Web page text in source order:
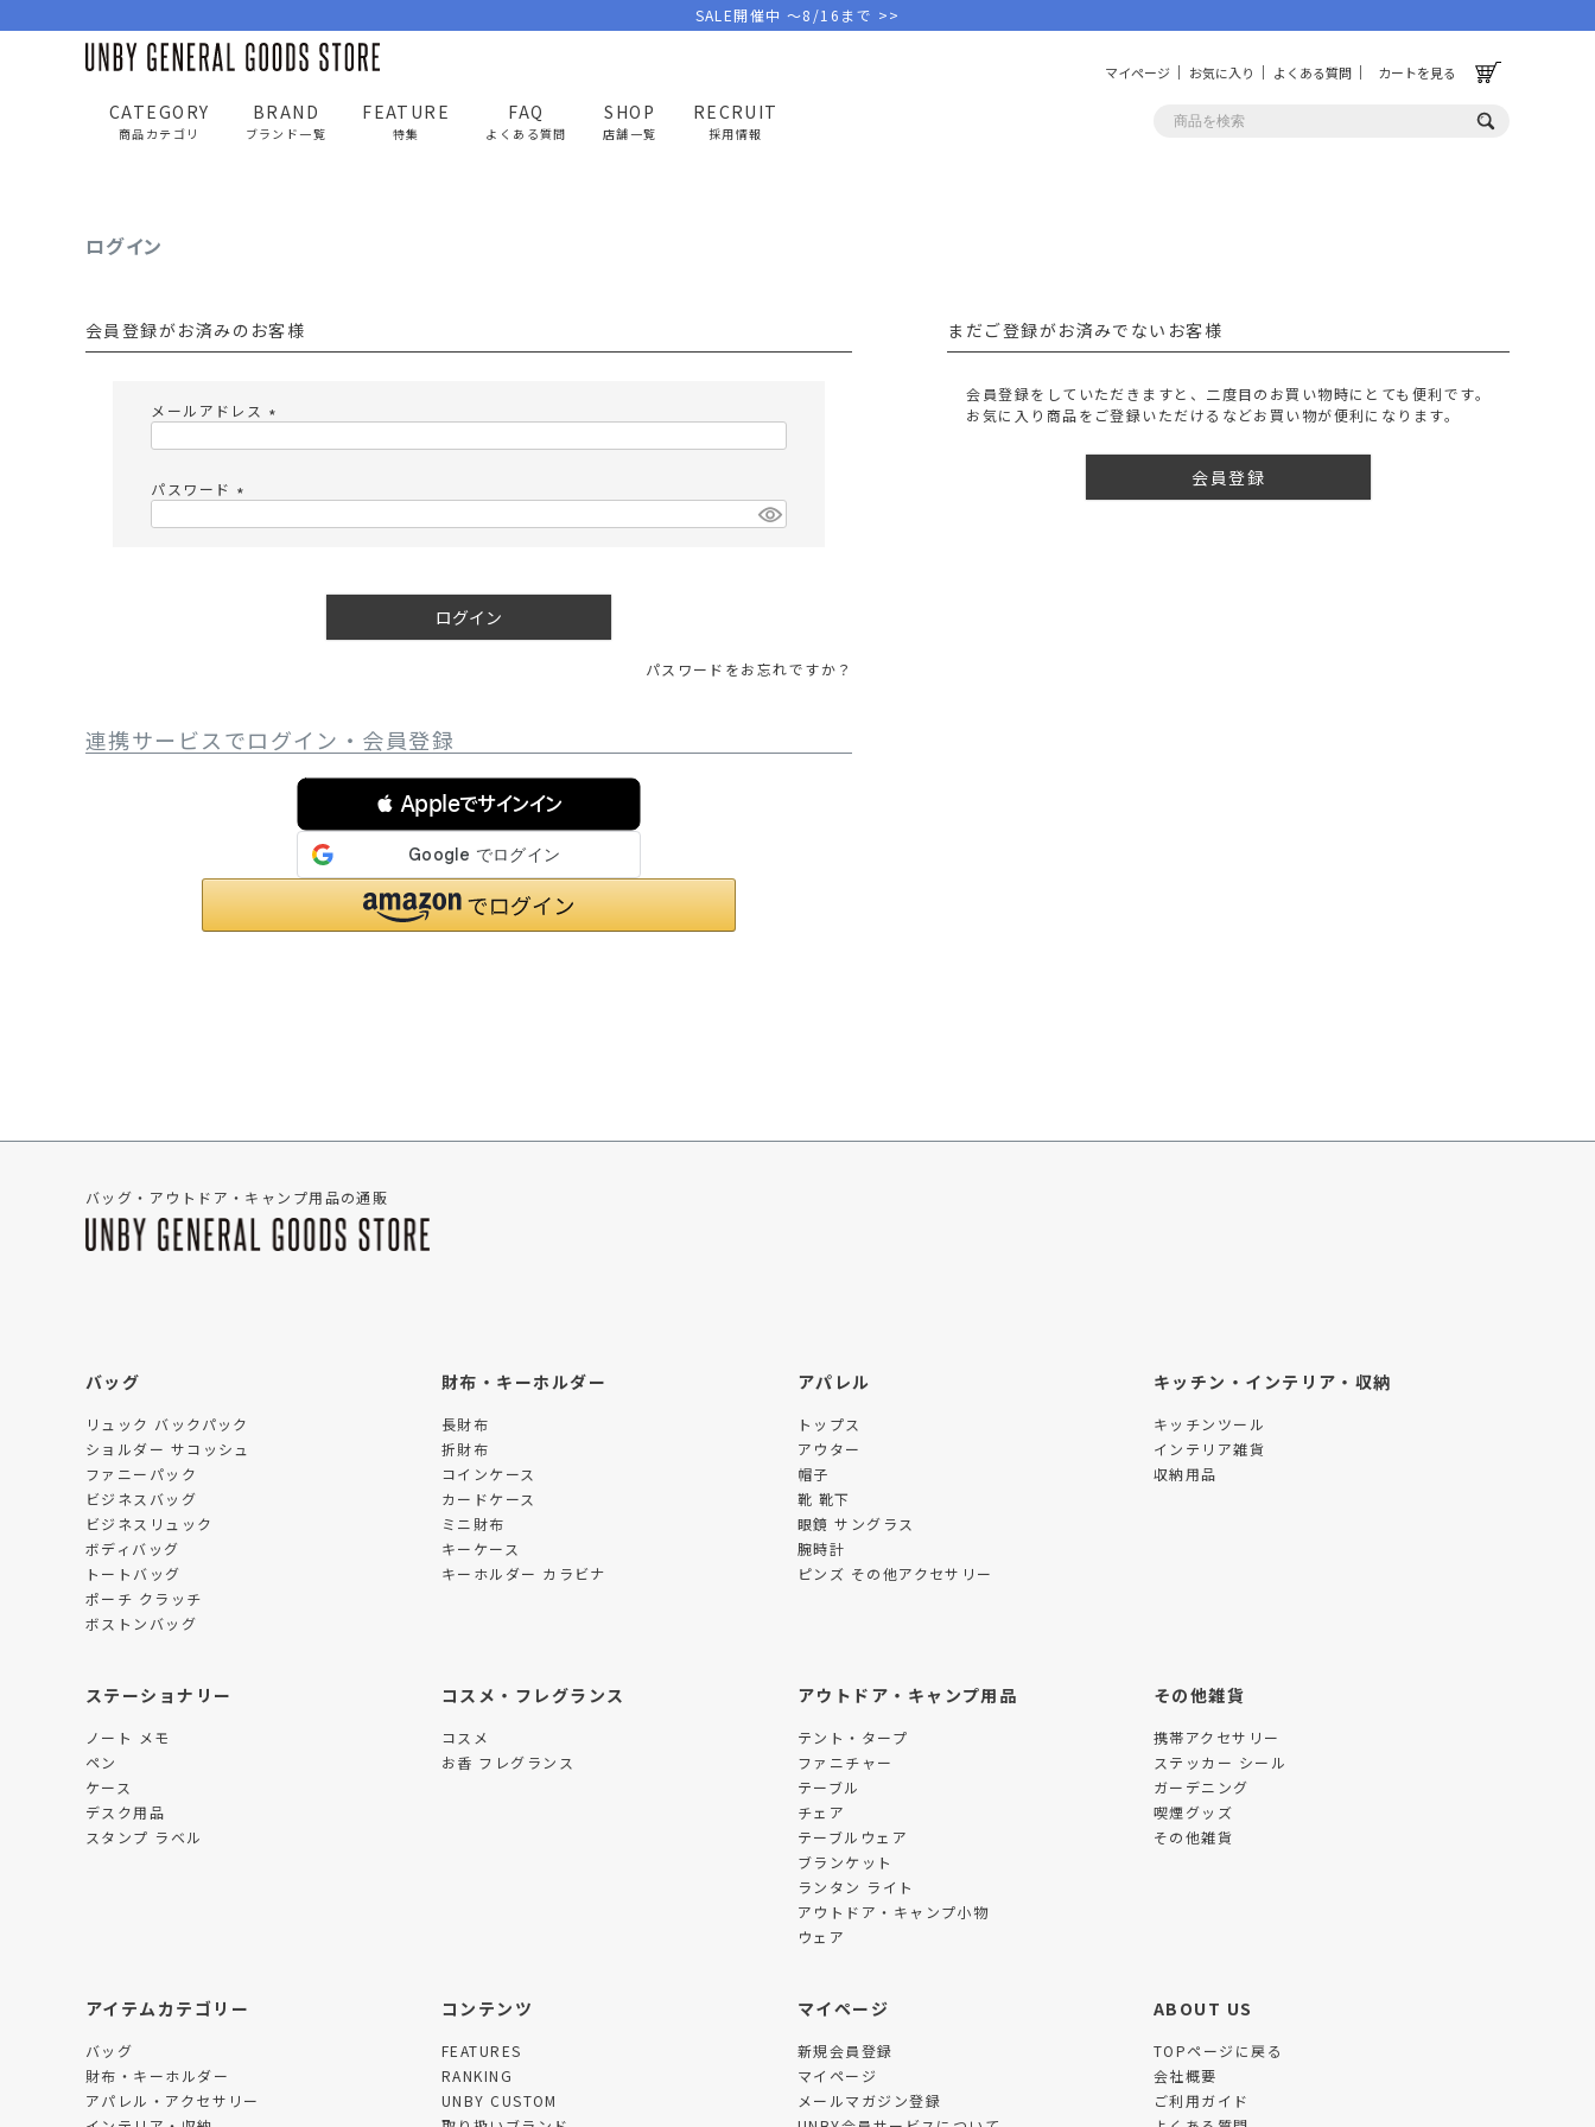
CATEGORY
商品カテゴリ
リュック/バックパック
ビジネスバッグ
トップス
時計
その他
テント/タープ
ランタン/ライト
キッチン
コンテナ/収納
その他
キャディバッグ
バッグ/ポーチ
財布
キーホルダー/カラビナ
インテリア
BRAND
ブランド一覧
AS2OV CABINZERO UNBY ORIGINAL
その他の取扱ブランド一覧はこちら
FEATURE
特集
FAQ
よくある質問
SHOP
店舗一覧
RECRUIT
採用情報
マイページ お気に入り よくある質問 カートを見る
SALE開催中 ～8/16まで >>
UNBY GENERAL GOODS STORE ログイン
ログイン
会員登録がお済みのお客様
メールアドレス
)
パスワード
ログイン
パスワードをお忘れですか？
連携サービスでログイン・会員登録
 Appleでサインイン
まだご登録がお済みでないお客様
会員登録をしていただきますと、二度目のお買い物時にとても便利です。
お気に入り商品をご登録いただけるなどお買い物が便利になります。
会員登録
バッグ・アウトドア・キャンプ用品の通販
バッグ
リュック バックパック
ショルダー サコッシュ
ファニーパック
ビジネスバッグ
ビジネスリュック
ボディバッグ
トートバッグ
ポーチ クラッチ
ボストンバッグ
財布・キーホルダー
長財布
折財布
コインケース
カードケース
ミニ財布
キーケース
キーホルダー カラビナ
アパレル
トップス
アウター
帽子
靴 靴下
眼鏡 サングラス
腕時計
ピンズ その他アクセサリー
キッチン・インテリア・収納
キッチンツール
インテリア雑貨
収納用品
ステーショナリー
ノート メモ
ペン
ケース
デスク用品
スタンプ ラベル
コスメ・フレグランス
コスメ
お香 フレグランス
アウトドア・キャンプ用品
テント・タープ
ファニチャー
テーブル
チェア
テーブルウェア
ブランケット
ランタン ライト
アウトドア・キャンプ小物
ウェア
その他雑貨
携帯アクセサリー
ステッカー シール
ガーデニング
喫煙グッズ
その他雑貨
アイテムカテゴリー
バッグ
財布・キーホルダー
アパレル・アクセサリー
コンテンツ
FEATURES
RANKING
UNBY CUSTOM
マイページ
新規会員登録
マイページ
メールマガジン登録
ABOUT US
TOPページに戻る
会社概要
ご利用ガイド